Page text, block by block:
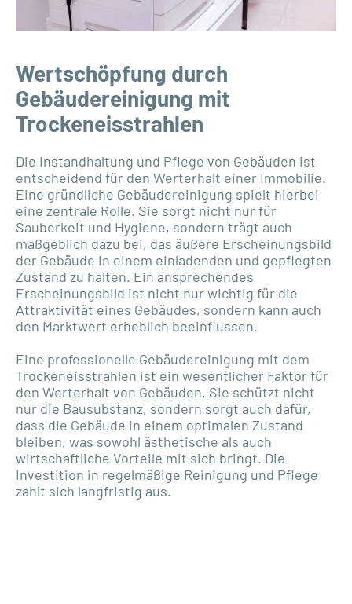
Wertschöpfung durch
Gebäudereinigung mit
Trockeneisstrahlen
Die Instandhaltung und Pflege von Gebäuden ist
entscheidend für den Werterhalt einer Immobilie.
Eine gründliche Gebäudereinigung spielt hierbei
eine zentrale Rolle. Sie sorgt nicht nur für
Sauberkeit und Hygiene, sondern trägt auch
maßgeblich dazu bei, das äußere Erscheinungsbild
der Gebäude in einem einladenden und gepflegten
Zustand zu halten. Ein ansprechendes
Erscheinungsbild ist nicht nur wichtig für die
Attraktivität eines Gebäudes, sondern kann auch
den Marktwert erheblich beeinflussen.
Eine professionelle Gebäudereinigung mit dem
Trockeneisstrahlen ist ein wesentlicher Faktor für
den Werterhalt von Gebäuden. Sie schützt nicht
nur die Bausubstanz, sondern sorgt auch dafür,
dass die Gebäude in einem optimalen Zustand
bleiben, was sowohl ästhetische als auch
wirtschaftliche Vorteile mit sich bringt. Die
Investition in regelmäßige Reinigung und Pflege
zahlt sich langfristig aus.